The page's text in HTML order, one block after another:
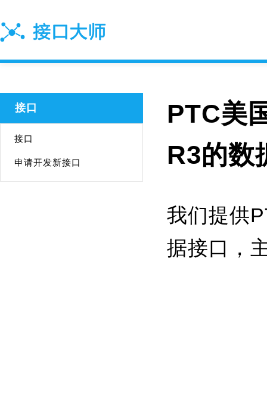
接口
接口
申请开发新接口
PTC美
R3的数
我们提供
据接口，